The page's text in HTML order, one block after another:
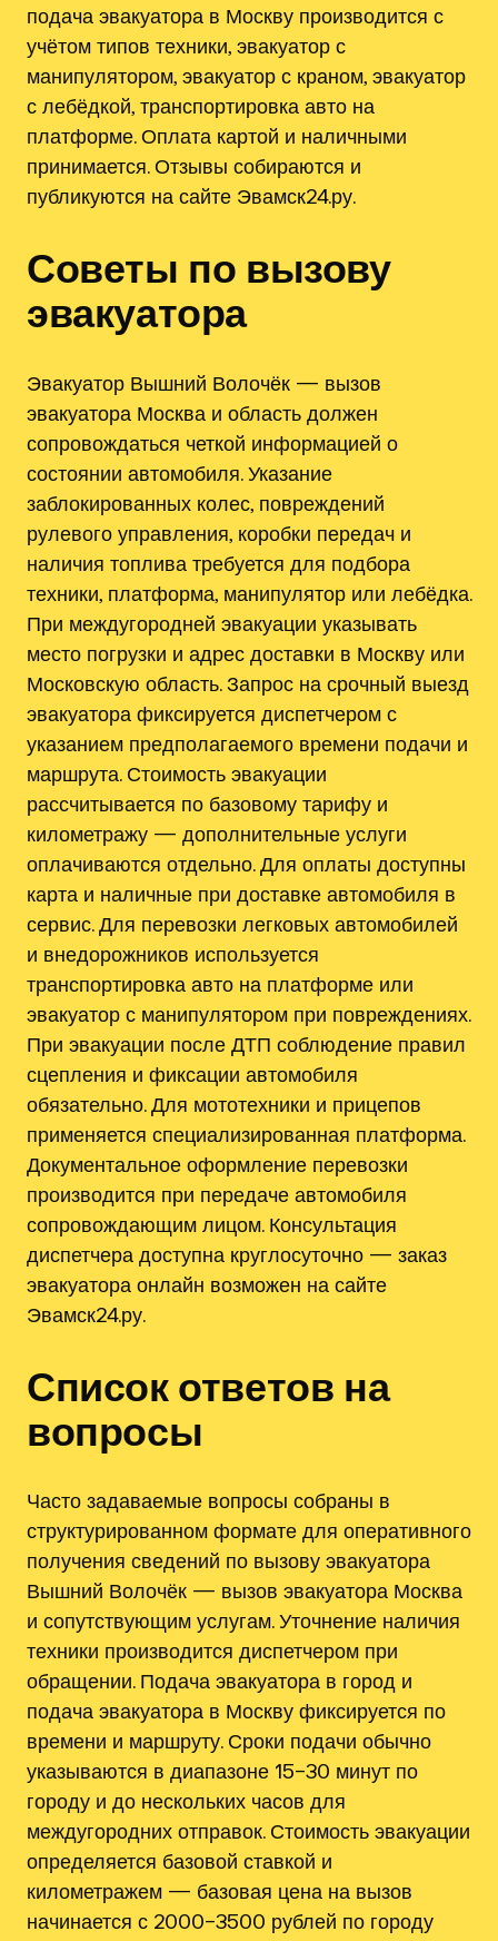
подача эвакуатора в Москву производится с
учётом типов техники, эвакуатор с
манипулятором, эвакуатор с краном, эвакуатор
с лебёдкой, транспортировка авто на
платформе. Оплата картой и наличными
принимается. Отзывы собираются и
публикуются на сайте Эвамск24.ру.
Советы по вызову
эвакуатора
Эвакуатор Вышний Волочёк — вызов
эвакуатора Москва и область должен
сопровождаться четкой информацией о
состоянии автомобиля. Указание
заблокированных колес, повреждений
рулевого управления, коробки передач и
наличия топлива требуется для подбора
техники, платформа, манипулятор или лебёдка.
При междугородней эвакуации указывать
место погрузки и адрес доставки в Москву или
Московскую область. Запрос на срочный выезд
эвакуатора фиксируется диспетчером с
указанием предполагаемого времени подачи и
маршрута. Стоимость эвакуации
рассчитывается по базовому тарифу и
километражу — дополнительные услуги
оплачиваются отдельно. Для оплаты доступны
карта и наличные при доставке автомобиля в
сервис. Для перевозки легковых автомобилей
и внедорожников используется
транспортировка авто на платформе или
эвакуатор с манипулятором при повреждениях.
При эвакуации после ДТП соблюдение правил
сцепления и фиксации автомобиля
обязательно. Для мототехники и прицепов
применяется специализированная платформа.
Документальное оформление перевозки
производится при передаче автомобиля
сопровождающим лицом. Консультация
диспетчера доступна круглосуточно — заказ
эвакуатора онлайн возможен на сайте
Эвамск24.ру.
Список ответов на
вопросы
Часто задаваемые вопросы собраны в
структурированном формате для оперативного
получения сведений по вызову эвакуатора
Вышний Волочёк — вызов эвакуатора Москва
и сопутствующим услугам. Уточнение наличия
техники производится диспетчером при
обращении. Подача эвакуатора в город и
подача эвакуатора в Москву фиксируется по
времени и маршруту. Сроки подачи обычно
указываются в диапазоне 15–30 минут по
городу и до нескольких часов для
междугородних отправок. Стоимость эвакуации
определяется базовой ставкой и
километражем — базовая цена на вызов
начинается с 2000–3500 рублей по городу